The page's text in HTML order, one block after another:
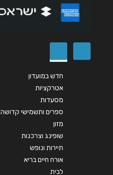
חדש במועדון
אטרקציות
מסעדות
ספרים ותשמישי קדושה
מזון
שופינג וצרכנות
תיירות ונופש
אורח חיים בריא
לבית